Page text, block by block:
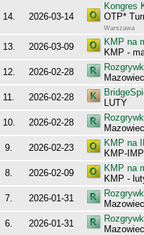
14. 2026-03-14
Kongres
OTP*
Warszawa
13. 2026-03-09
KMP na
KMP -
12. 2026-02-28
11. 2026-02-28
LUTY
10. 2026-02-28
9. 2026-02-23
KMP na
KMP-
8. 2026-02-09
KMP na
KMP -
7. 2026-01-31
6. 2026-01-31